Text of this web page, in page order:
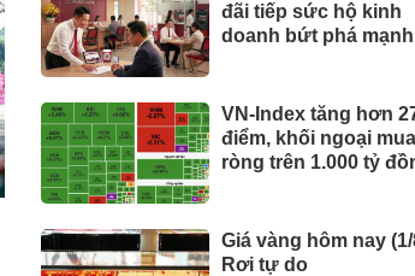
đãi tiếp sức hộ kinh
doanh bứt phá mạnh
VN-Index tăng hơn
điểm, khối ngoại mua
ròng trên 1.000 tỷ
Giá vàng hôm nay (1/
Rơi tự do